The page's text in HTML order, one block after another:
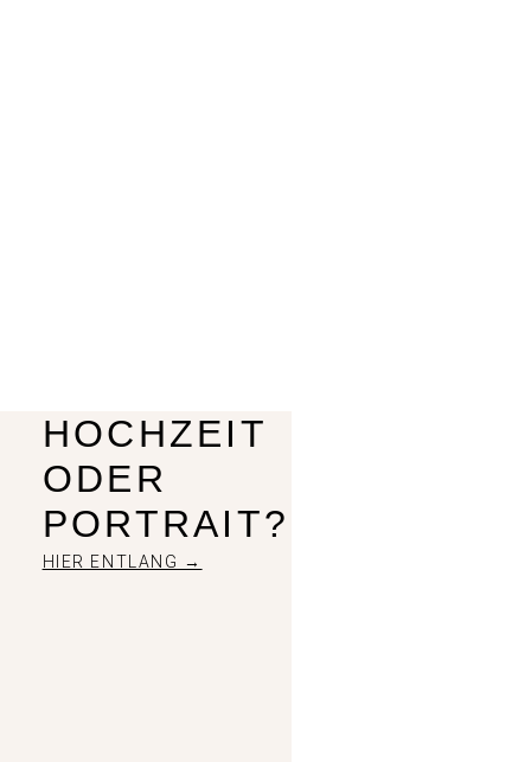
HOCHZEIT
ODER
PORTRAIT?
HIER ENTLANG →